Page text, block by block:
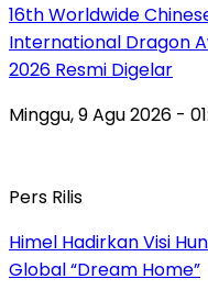
16th Worldwide
International Dragon
2026 Resmi Digelar
Minggu, 9 Agu 2026 -
Pers Rilis
Himel Hadirkan Visi
Global “Dream Home”